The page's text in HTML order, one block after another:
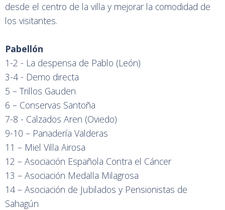
desde el centro de la villa y mejorar la comodidad de
los visitantes.
Pabellón
1-2 - La despensa de Pablo (León)
3-4 - Demo directa
5 – Trillos Gauden
6 – Conservas Santoña
7-8 - Calzados Aren (Oviedo)
9-10 – Panadería Valderas
11 – Miel Villa Airosa
12 – Asociación Española Contra el Cáncer
13 – Asociación Medalla Milagrosa
14 – Asociación de Jubilados y Pensionistas de
Sahagún